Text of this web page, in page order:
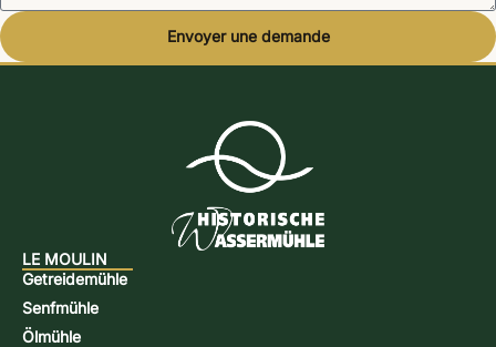
Envoyer une demande
LE MOULIN
Getreidemühle
Senfmühle
Ölmühle